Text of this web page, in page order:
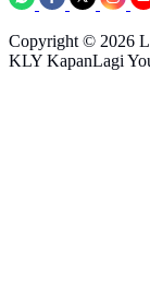
Copyright © 2026
KLY KapanLagi